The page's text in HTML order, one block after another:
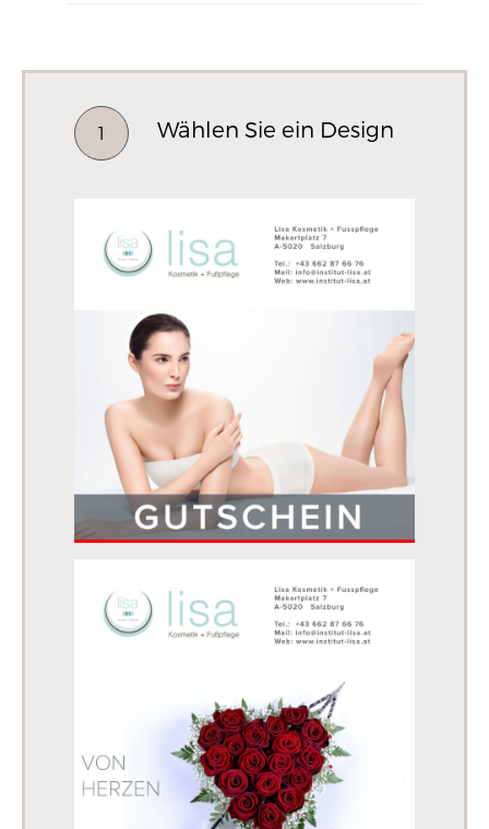
1 Wählen Sie ein Design